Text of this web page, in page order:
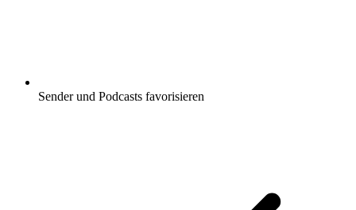
Sender und Podcasts favorisieren